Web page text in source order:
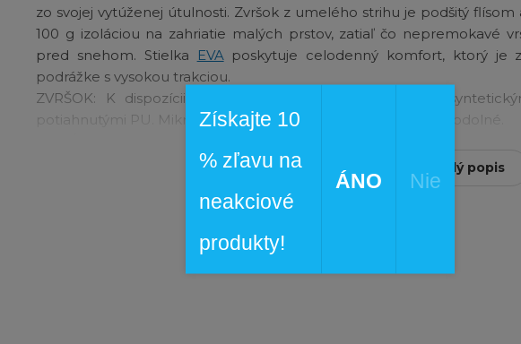
zo svojej vytúženej útulnosti. Zvršok z umelého strihu je podšitý flísom
100 g izoláciou na zahriatie malých prstov, zatiaľ čo nepremokavé
pred snehom. Stielka
EVAposkytuje celodenný komfort, ktorý je
podrážke s vysokou trakciou.
ZVRŠOK: K dispozícii v umelom strihu s vodeodolnými
potiahnutými PU. Mikrofleecová podšívka. Šnúrky nie sú vodeodolné.
STIELKA: Odnímateľná tvarovaná EVA stielka s vrchným poťahom z
Medzipodrážka: tvarovaná EVA s ikonickými mušľami SOREL s
Čítať celý popis
Získajte 10
% zľavu na
neakciové
produkty!
ÁNO Nie